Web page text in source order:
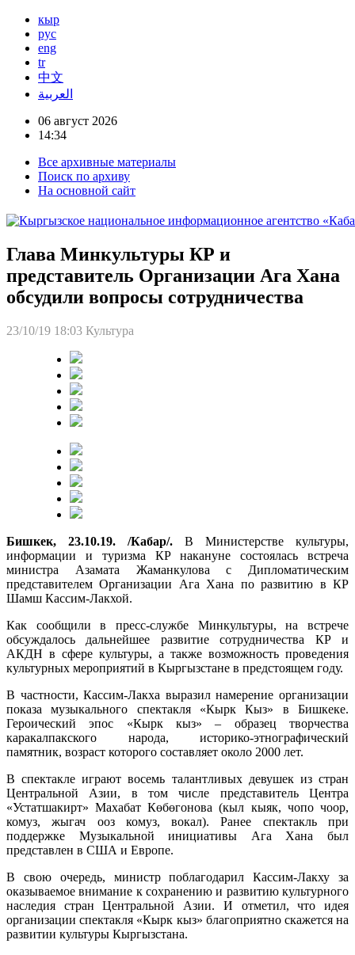
кыр
рус
eng
tr
中文
العربية
06 август 2026
14:34
Все архивные материалы
Поиск по архиву
На основной сайт
Глава Минкультуры КР и
представитель Организации Ага Хана
обсудили вопросы сотрудничества
23/10/19 18:03 Культура
Бишкек, 23.10.19. /Кабар/. В Министерстве культуры,
информации и туризма КР накануне состоялась встреча
министра Азамата Жаманкулова с Дипломатическим
представителем Организации Ага Хана по развитию в КР
Шамш Кассим-Лакхой.
Как сообщили в пресс-службе Минкультуры, на встрече
обсуждалось дальнейшее развитие сотрудничества КР и
АКДН в сфере культуры, а также возможность проведения
культурных мероприятий в Кыргызстане в предстоящем году.
В частности, Кассим-Лакха выразил намерение организации
показа музыкального спектакля «Кырк Кыз» в Бишкеке.
Героический эпос «Кырк кыз» – образец творчества
каракалпакского народа, историко-этнографический
памятник, возраст которого составляет около 2000 лет.
В спектакле играют восемь талантливых девушек из стран
Центральной Азии, в том числе представитель Центра
«Устатшакирт» Махабат Көбөгонова (кыл кыяк, чопо чоор,
комуз, жыгач ооз комуз, вокал). Ранее спектакль при
поддержке Музыкальной инициативы Ага Хана был
представлен в США и Европе.
В свою очередь, министр поблагодарил Кассим-Лакху за
оказываемое внимание к сохранению и развитию культурного
наследия стран Центральной Азии. И отметил, что идея
организации спектакля «Кырк кыз» благоприятно скажется на
развитии культуры Кыргызстана.